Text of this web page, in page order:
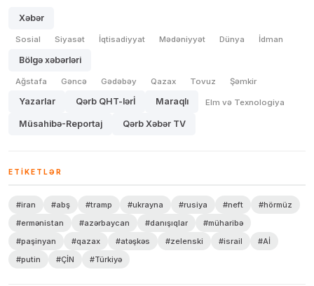
Xəbər
Sosial Siyasət İqtisadiyyat Mədəniyyət Dünya İdman
Bölgə xəbərləri
Ağstafa Gəncə Gədəbəy Qazax Tovuz Şəmkir
Yazarlar Qərb QHT-lərİ Maraqlı Elm və Texnologiya
Müsahibə-Reportaj Qərb Xəbər TV
ETIKETLƏR
#iran #abş #tramp #ukrayna #rusiya #neft
#hörmüz
#ermənistan
#azərbaycan #danışıqlar
#müharibə
#paşinyan
#qazax #atəşkəs #zelenski #israil
#Aİ
#putin
#ÇİN #Türkiyə